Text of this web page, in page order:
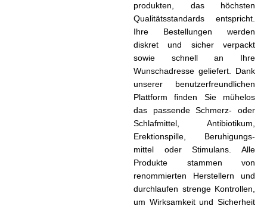
produkten, das höchsten
Qualitäts­standards entspricht.
Ihre Bestellungen werden
diskret und sicher verpackt
sowie schnell an Ihre
Wunschadresse geliefert. Dank
unserer benutzer­freundlichen
Plattform finden Sie mühelos
das passende Schmerz- oder
Schlafmittel, Antibiotikum,
Erektionspille, Beruhigungs­
mittel oder Stimulans. Alle
Produkte stammen von
renommierten Herstellern und
durchlaufen strenge Kontrollen,
um Wirksamkeit und Sicherheit